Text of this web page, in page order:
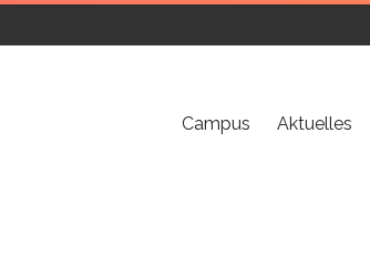
Campus Aktuelles